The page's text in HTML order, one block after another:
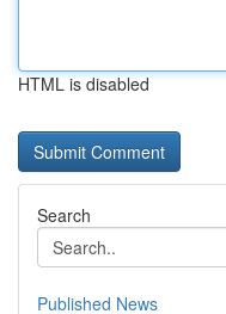
HTML is disabled
Search
Published News